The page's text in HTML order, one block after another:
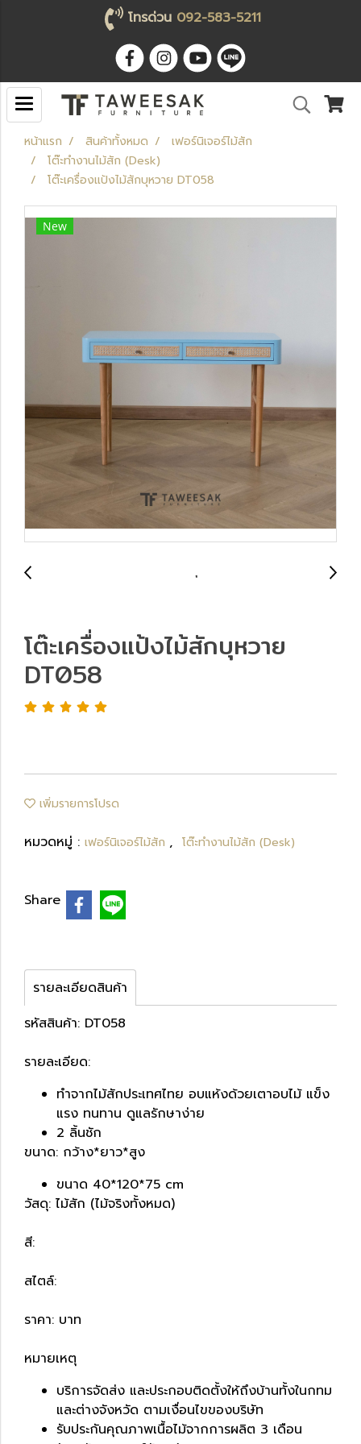
โทรด่วน 092-583-5211
หน้าแรก สินค้าทั้งหมด
เฟอร์นิเจอร์ไม้สัก
โต๊ะทำงานไม้สัก (Desk)
โต๊ะเครื่องแป้งไม้สักบุหวาย DT058
New
โต๊ะเครื่องแป้งไม้สักบุหวาย
DT058
เพิ่มรายการโปรด
หมวดหมู่ : เฟอร์นิเจอร์ไม้สัก , โต๊ะทำงานไม้สัก (Desk)
Share
รายละเอียดสินค้า
รหัสสินค้า: DT058
รายละเอียด:
ทำจากไม้สักประเทศไทย อบแห้งด้วยเตาอบไม้ แข็ง
แรง ทนทาน ดูแลรักษาง่าย
2 ลิ้นชัก
ขนาด: กว้าง*ยาว*สูง
ขนาด 40*120*75 cm
วัสดุ: ไม้สัก (ไม้จริงทั้งหมด)
สี:
สไตล์:
ราคา: บาท
หมายเหตุ
บริการจัดส่ง และประกอบติดตั้งให้ถึงบ้านทั้งในกทม
และต่างจังหวัด ตามเงื่อนไขของบริษัท
รับประกันคุณภาพเนื้อไม้จากการผลิต 3 เดือน